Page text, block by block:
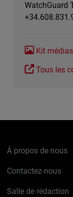
WatchGuard
Kit médias
Tous les
À propos de nous
Contactez-nous
Salle de rédaction